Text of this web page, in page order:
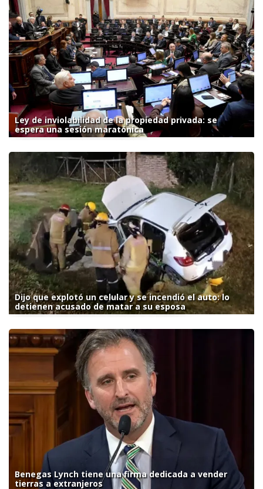
Ley de inviolabilidad de la propiedad privada: se
espera una sesión maratónica
Dijo que explotó un celular y se incendió el auto: lo
detienen acusado de matar a su esposa
Benegas Lynch tiene una firma dedicada a vender
tierras a extranjeros